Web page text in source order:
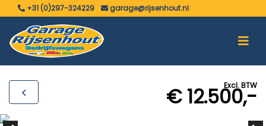
+31 (0)297-324229 garage@rijsenhout.nl
Excl. BTW
€ 12.500,-